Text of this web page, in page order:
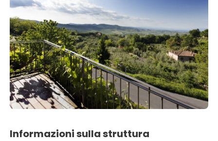
Informazioni sulla struttura